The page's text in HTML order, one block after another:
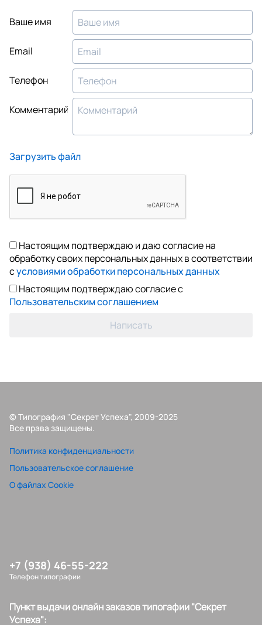
Ваше имя
Email
Телефон
Комментарий
Загрузить файл
Настоящим подтверждаю и даю согласие на
обработку своих персональных данных в соответствии
сусловиями обработки персональных данных
Настоящим подтверждаю согласие с
Пользовательским соглашением
Написать
© Типография "Секрет Успеха", 2009-2025
Все права защищены.
Политика конфиденциальности
Пользовательское соглашение
О файлах Cookie
+7 (938) 46-55-222
Телефон типографии
Пункт выдачи онлайн заказов типогафии "Секрет
Успеха":